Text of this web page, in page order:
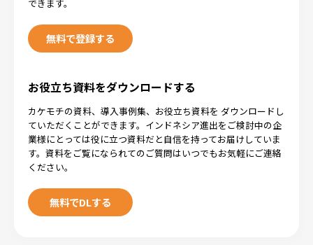
できます。
無料で登録する
お役立ち資料をダウンロードする
カケモチの資料、導入事例集、お役立ち資料を ダウンロードし
ていただくことができます。インドネシア進出をご検討中の企
業様にとっては役に立つ資料だと自信を持ってお届けしていま
す。資料をご覧になられてのご質問はいつでもお気軽にご連絡
ください。
無料でDLする